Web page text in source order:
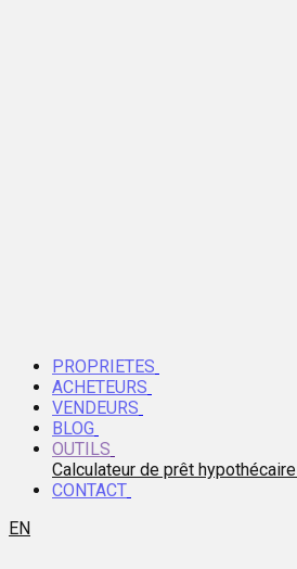
PROPRIETES
ACHETEURS
VENDEURS
BLOG
OUTILS
Calculateur de prêt hypothécaire
CONTACT
EN